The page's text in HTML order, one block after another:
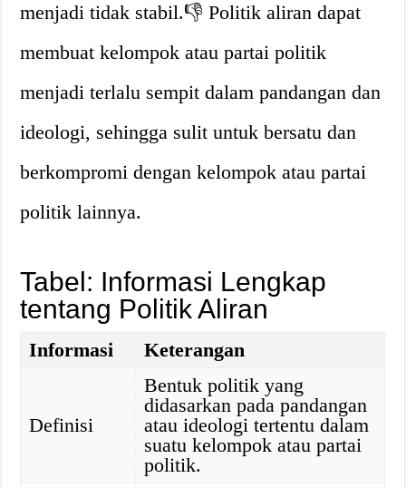
menjadi tidak stabil.👎 Politik aliran dapat
membuat kelompok atau partai politik
menjadi terlalu sempit dalam pandangan dan
ideologi, sehingga sulit untuk bersatu dan
berkompromi dengan kelompok atau partai
politik lainnya.
Tabel: Informasi Lengkap
tentang Politik Aliran
Informasi Keterangan
Definisi
Bentuk politik yang
didasarkan pada pandangan
atau ideologi tertentu dalam
suatu kelompok atau partai
politik.